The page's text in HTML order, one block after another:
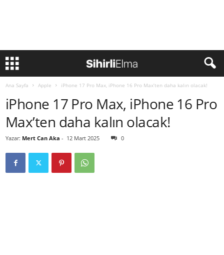
Ana Sayfa Apple iPhone 17 Pro Max, iPhone 16 Pro Max’ten daha kalın olacak!
iPhone 17 Pro Max, iPhone 16 Pro
Max’ten daha kalın olacak!
Yazar: Mert Can Aka - 12 Mart 2025 0